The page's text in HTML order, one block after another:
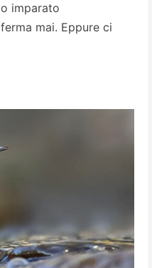
imparato
mai. Eppure ci